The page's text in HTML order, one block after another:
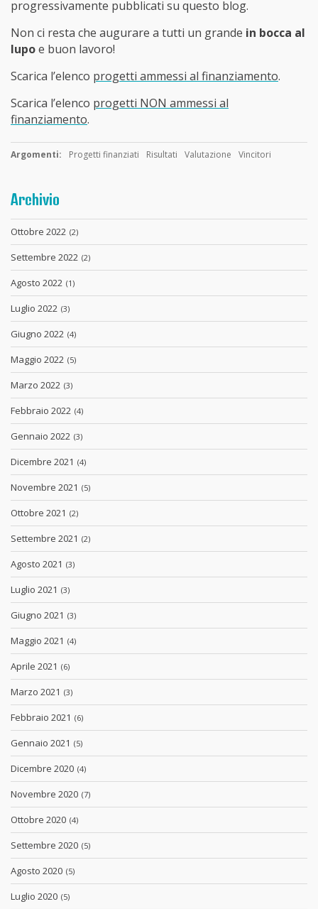
progressivamente pubblicati su questo blog.
Non ci resta che augurare a tutti un grande in bocca al
lupoe buon lavoro!
Scarica l’elenco progetti ammessi al finanziamento.
Scarica l’elenco progetti NON ammessi al
finanziamento.
Argomenti: Progetti finanziati Risultati Valutazione Vincitori
Archivio
Ottobre 2022 (2)
Settembre 2022 (2)
Agosto 2022 (1)
Luglio 2022 (3)
Giugno 2022 (4)
Maggio 2022 (5)
Marzo 2022 (3)
Febbraio 2022 (4)
Gennaio 2022 (3)
Dicembre 2021 (4)
Novembre 2021 (5)
Ottobre 2021 (2)
Settembre 2021 (2)
Agosto 2021 (3)
Luglio 2021 (3)
Giugno 2021 (3)
Maggio 2021 (4)
Aprile 2021 (6)
Marzo 2021 (3)
Febbraio 2021 (6)
Gennaio 2021 (5)
Dicembre 2020 (4)
Novembre 2020 (7)
Ottobre 2020 (4)
Settembre 2020 (5)
Agosto 2020 (5)
Luglio 2020 (5)